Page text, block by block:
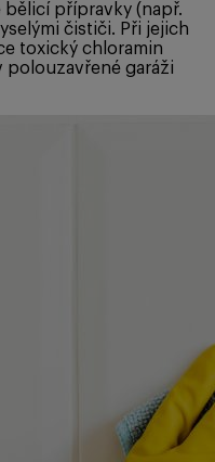
přípravky (např.
čističi. Při jejich
toxický chloramin
polouzavřené garáži